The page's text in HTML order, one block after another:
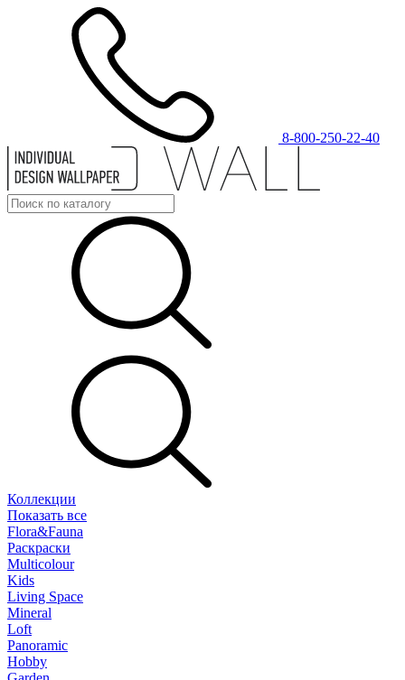
8-800-250-22-40
Коллекции
Показать все
Flora&Fauna
Раскраски
Multicolour
Kids
Living Space
Mineral
Loft
Panoramic
Hobby